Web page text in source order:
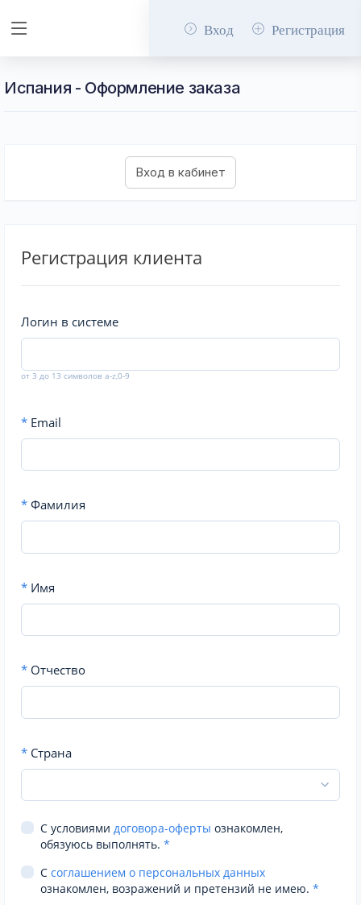
Вход Регистрация
Испания - Оформление заказа
Регистрация клиента
Логин в системе
от 3 до 13 символов a-z,0-9
* Email
* Фамилия
* Имя
* Отчество
* Страна
С условиями договора-оферты ознакомлен,
обязуюсь выполнять. *
С соглашением о персональных данных
ознакомлен, возражений и претензий не имею. *